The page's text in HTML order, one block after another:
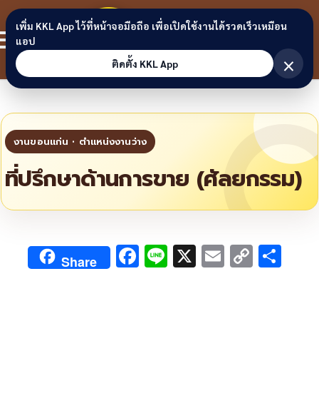
Skip to content
ขอนแก่น
ลิงก์
ที่ปรึกษาด้านการขาย (ศัลยกรรม)
Share F Li X E C
เพิ่ม KKL App ไว้ที่หน้าจอมือถือ เพื่อเปิดใช้งานได้รวดเร็วเหมือน
แอป
ติดตั้ง KKL App
×